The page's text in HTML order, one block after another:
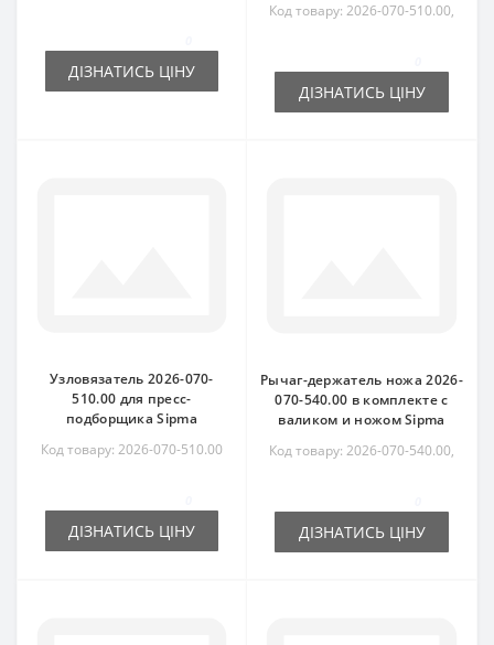
ДІЗНАТИСЬ ЦІНУ
Код товару: 2026-070-510.00,
ДІЗНАТИСЬ ЦІНУ
Узловязатель 2026-070-
510.00 для пресс-
подборщика Sipma
Код товару: 2026-070-510.00
ДІЗНАТИСЬ ЦІНУ
Рычаг-держатель ножа 2026-
070-540.00 в комплекте с
валиком и ножом Sipma
Код товару: 2026-070-540.00,
ДІЗНАТИСЬ ЦІНУ